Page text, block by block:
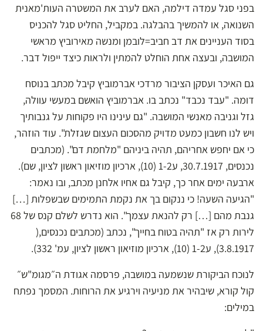
בפני סגל עמדה דילמה, האם לערב את המשטרה העות'מאנית
השנואה, או להמשיך בהבלגה. במקביל, החליט סגל להכניס
בסוד העניינים את דב חביב=לובמן ומנשה מאירוביץ מראשי
המושבה, ובעצה אחת הוחלט להמתין ולראות כיצד ייפול דבר.
גם האיכר ועסקן הציבור מרדכי אברמוביץ קיבל מכתב בנוסח
דומה. "עבד נכבד" נכתב בו. אברמוביץ הואשם במעשי עוולה,
גזל וגניבה מאנשי המושבה. "גם עינינו היו פקוחות על גנבותיך
ויש לנו חשבון כמעט מדויק מהסכום העצום שגזלת". עוד הוזהר,
כי אם יחפש אחריהם, תהיה ביניהם "מלחמת דם". (מכתבים
נכנסים, 30.7.1917, ע1-2 (10), ארכיון מוזיאון ראשון לציון, שם).
ארבעה ימים אחר כך, קיבל גם אחיו אלחנן מכתב, ובו נאמר:
"הגיעה השעה! כי ננקום בך את נקמת התמימים שבשפלות […]
גנבת מהם […] רק להנאת עצמך". הוא נדרש לשלם קנס של 68
לירות רק אז "תהיה בטוח בחייך", נכתב (מכתבים נכנסים,(
3.8.1917), ע1-2 (10), ארכיון מוזיאון ראשון לציון, עמ' 332).
לנוכח הביקורת שנשמעה במושבה, פרסמה אגודת ה״מגומ"ש״
קול קורא, שיבהיר את מניעיה וירגיע את הרוחות. המסמך נפתח
במילים: